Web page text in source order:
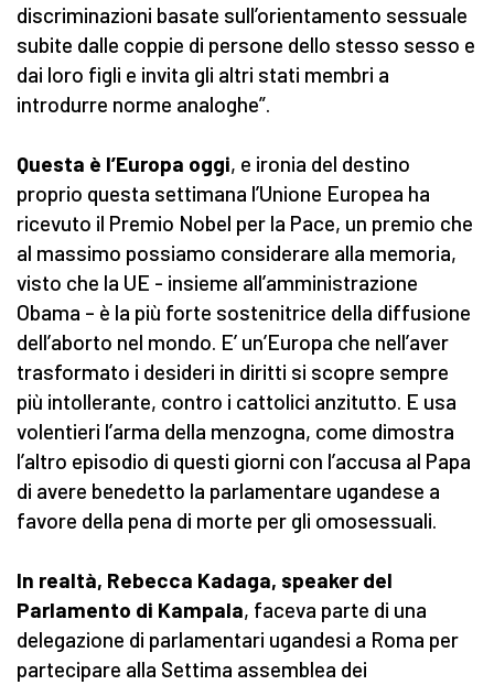
discriminazioni basate sull’orientamento sessuale
subite dalle coppie di persone dello stesso sesso e
dai loro figli e invita gli altri stati membri a
introdurre norme analoghe”.
Questa è l’Europa oggi, e ironia del destino
proprio questa settimana l’Unione Europea ha
ricevuto il Premio Nobel per la Pace, un premio che
al massimo possiamo considerare alla memoria,
visto che la UE - insieme all’amministrazione
Obama – è la più forte sostenitrice della diffusione
dell’aborto nel mondo. E’ un’Europa che nell’aver
trasformato i desideri in diritti si scopre sempre
più intollerante, contro i cattolici anzitutto. E usa
volentieri l’arma della menzogna, come dimostra
l’altro episodio di questi giorni con l’accusa al Papa
di avere benedetto la parlamentare ugandese a
favore della pena di morte per gli omosessuali.
In realtà, Rebecca Kadaga, speaker del
Parlamento di Kampala, faceva parte di una
delegazione di parlamentari ugandesi a Roma per
partecipare alla Settima assemblea dei